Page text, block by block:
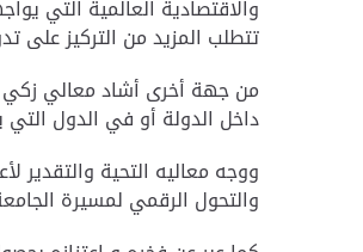
تتطلب المزيد من التركيز على
من جهة أخرى أشاد معالي زكي
داخل الدولة أو في الدول
ووجه معاليه التحية والتقدير
والتحول الرقمي لمسيرة